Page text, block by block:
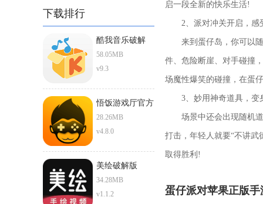
下载排行
酷我音乐破解
ios直装版
58.05MB
v9.3
悟饭游戏厅官方
正版下载安卓版
28.26MB
v4.8.0
美绘破解版
34.28MB
v1.1.2
启一段全新的快乐生活!
2、派对冲关开启，感
来到蛋仔岛，你可以随
件、危险断崖、对手碰撞
场魔性爆笑的碰撞，在蛋
3、妙用神奇道具，变
场景中还会出现随机道
打击，年轻人就要“不讲
取得胜利!
蛋仔派对苹果正版手